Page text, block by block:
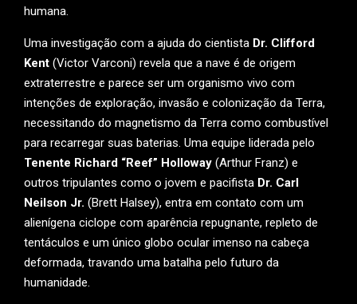
humana.
Uma investigação com a ajuda do cientista Dr. Clifford
Kent (Victor Varconi) revela que a nave é de origem
extraterrestre e parece ser um organismo vivo com
intenções de exploração, invasão e colonização da Terra,
necessitando do magnetismo da Terra como combustível
para recarregar suas baterias. Uma equipe liderada pelo
Tenente Richard “Reef” Holloway (Arthur Franz) e
outros tripulantes como o jovem e pacifista Dr. Carl
Neilson Jr. (Brett Halsey), entra em contato com um
alienígena ciclope com aparência repugnante, repleto de
tentáculos e um único globo ocular imenso na cabeça
deformada, travando uma batalha pelo futuro da
humanidade.